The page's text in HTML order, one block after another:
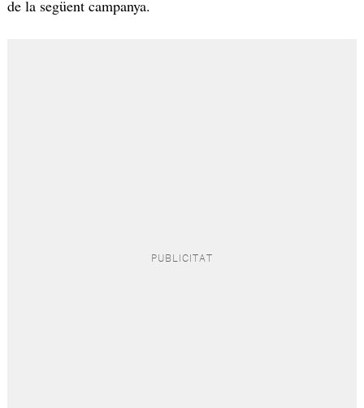
de la següent campanya.